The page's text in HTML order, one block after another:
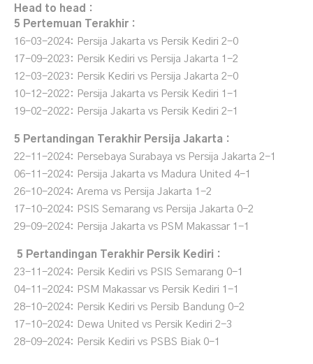
Head to head :
5 Pertemuan Terakhir :
16-03-2024: Persija Jakarta vs Persik Kediri 2-0
17-09-2023: Persik Kediri vs Persija Jakarta 1-2
12-03-2023: Persik Kediri vs Persija Jakarta 2-0
10-12-2022: Persija Jakarta vs Persik Kediri 1-1
19-02-2022: Persija Jakarta vs Persik Kediri 2-1
5 Pertandingan Terakhir Persija Jakarta :
22-11-2024: Persebaya Surabaya vs Persija Jakarta 2-1
06-11-2024: Persija Jakarta vs Madura United 4-1
26-10-2024: Arema vs Persija Jakarta 1-2
17-10-2024: PSIS Semarang vs Persija Jakarta 0-2
29-09-2024: Persija Jakarta vs PSM Makassar 1-1
5 Pertandingan Terakhir Persik Kediri :
23-11-2024: Persik Kediri vs PSIS Semarang 0-1
04-11-2024: PSM Makassar vs Persik Kediri 1-1
28-10-2024: Persik Kediri vs Persib Bandung 0-2
17-10-2024: Dewa United vs Persik Kediri 2-3
28-09-2024: Persik Kediri vs PSBS Biak 0-1